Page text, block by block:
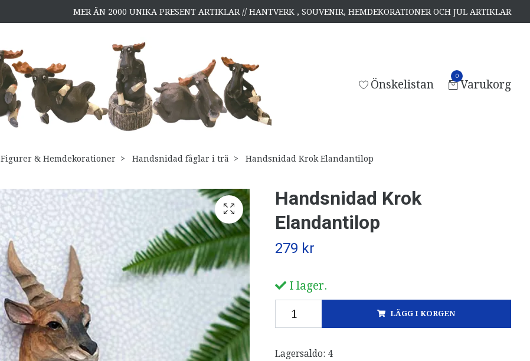
MER ÄN 2000 UNIKA PRESENT ARTIKLAR // HANTVERK , SOUVENIR, HEMDEKORATIONER OCH JUL ARTIKLAR
Önskelistan
0
Varukorg
Figurer & Hemdekorationer Handsnidad fåglar i trä Handsnidad Krok Elandantilop
Handsnidad Krok
Elandantilop
279 kr
I lager.
LÄGG I KORGEN
Lagersaldo: 4